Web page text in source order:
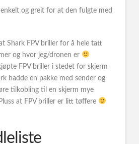
og greit for at den fulgte med
Shark FPV briller for å hele tatt
og hvor jeg/dronen er
FPV briller i stedet for skjerm
hadde en pakke med sender og
tilkobling til en skjerm mye
at FPV briller er litt tøffere